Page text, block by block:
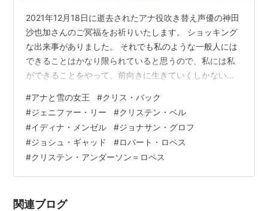
2021年12月18日に逝去されたアナ役吹き替え声優の神田
沙也加さんのご冥福をお祈りいたします。 ショッキング
な出来事がありました。 それでも私のような一般人には
できることはかなり限られていると思うので、私には私
ができることをやって、前向きに生きていくしかないん
望に打ちのめされても、前に進んでいく。 ここから先は
いつも通りです。 いつも通りの「生きていくなんてわけ
ないよ」が始まります。 目次 目次 ただの映画ではなく
「現象」であり「共通言語」 凍ってしまった「心」の物
語 「鏡」と「夏に恋する雪だるま」 従来の女性像として
のアナの素晴らしさ …
#アナと雪の女王 #クリス・バック
#ジェニファー・リー #クリステン・ベル
#イディナ・メンゼル #ジョナサン・グロフ
#ジョシュ・ギャッド #ロバート・ロペス
#クリステン・アンダーソン＝ロペス
関連ブログ